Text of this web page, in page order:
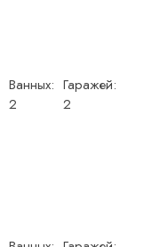
Ванных:
2
Гаражей:
2